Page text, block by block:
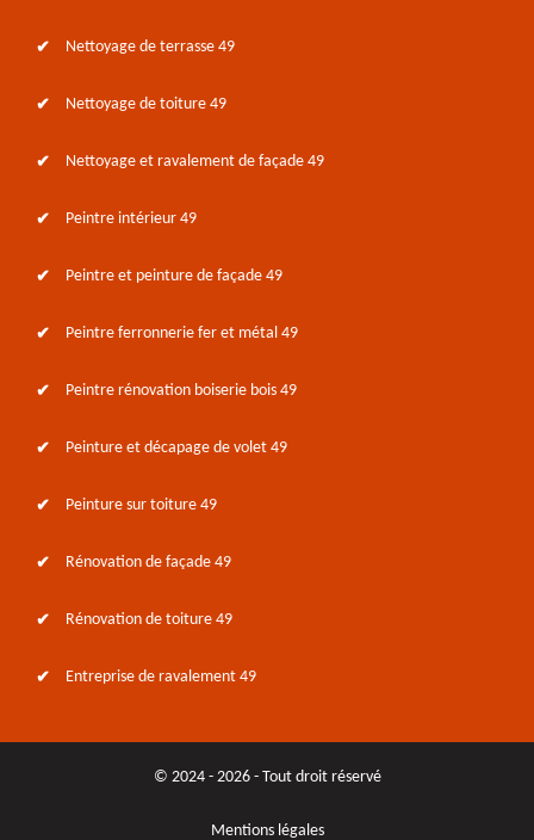
Nettoyage de terrasse 49
Nettoyage de toiture 49
Nettoyage et ravalement de façade 49
Peintre intérieur 49
Peintre et peinture de façade 49
Peintre ferronnerie fer et métal 49
Peintre rénovation boiserie bois 49
Peinture et décapage de volet 49
Peinture sur toiture 49
Rénovation de façade 49
Rénovation de toiture 49
Entreprise de ravalement 49
© 2024 - 2026 - Tout droit réservé
Mentions légales